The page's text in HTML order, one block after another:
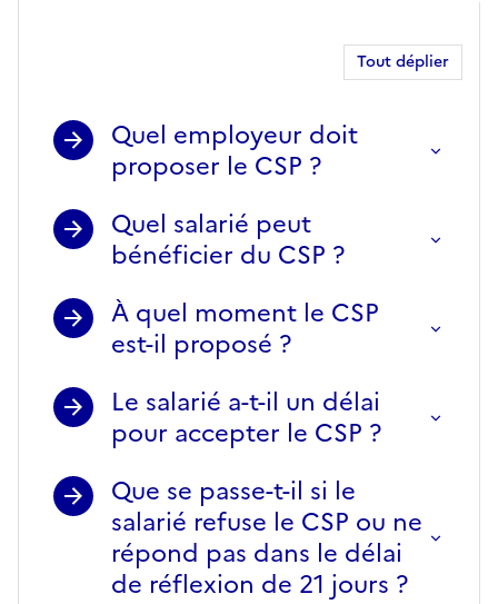
1 an d'ancienneté ou plus
Tout déplier
Quel employeur doit
proposer le CSP ?
Quel salarié peut
bénéficier du CSP ?
À quel moment le CSP
est-il proposé ?
Le salarié a-t-il un délai
pour accepter le CSP ?
Que se passe-t-il si le
salarié refuse le CSP ou ne
répond pas dans le délai
de réflexion de 21 jours ?